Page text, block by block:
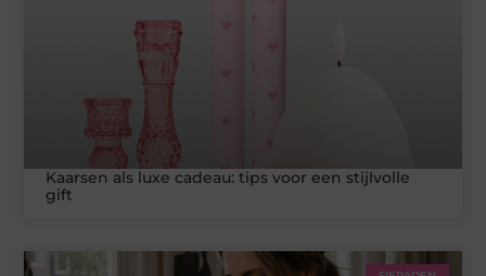
Kaarsen als luxe cadeau: tips voor een stijlvolle
gift